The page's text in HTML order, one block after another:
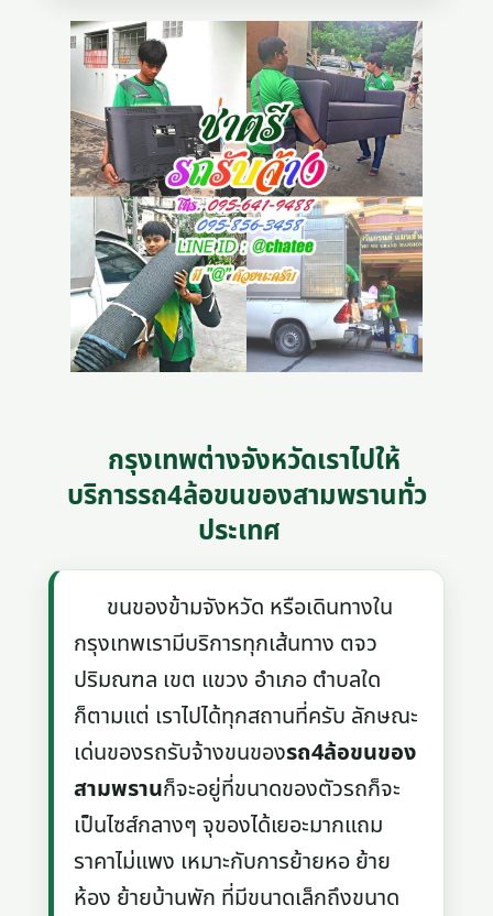
กรุงเทพต่างจังหวัดเราไปให้
บริการรถ4ล้อขนของสามพรานทั่ว
ประเทศ
ขนของข้ามจังหวัด หรือเดินทางใน
กรุงเทพเรามีบริการทุกเส้นทาง ตจว
ปริมณฑล เขต แขวง อำเภอ ตำบลใด
ก็ตามแต่ เราไปได้ทุกสถานที่ครับ ลักษณะ
เด่นของรถรับจ้างขนของรถ4ล้อขนของ
สามพรานก็จะอยู่ที่ขนาดของตัวรถก็จะ
เป็นไซส์กลางๆ จุของได้เยอะมากแถม
ราคาไม่แพง เหมาะกับการย้ายหอ ย้าย
ห้อง ย้ายบ้านพัก ที่มีขนาดเล็กถึงขนาด